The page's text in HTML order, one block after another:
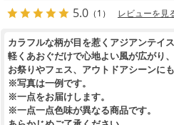
5.0 （1） レビューを見
カラフルな柄が目を惹くアジアンテイス
軽くあおぐだけで心地よい風が広がり
お祭りやフェス、アウトドアシーンに
※写真は一例です。
※一点をお届けします。
※一点一点色味が異なる商品です。